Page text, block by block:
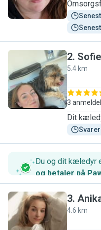
S
2. Sofie
5.4 km
3
Dit
Du og dit kæledyr
og betaler på
A
3.
4.6 km